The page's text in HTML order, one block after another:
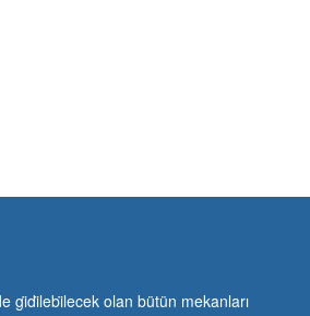
gi̇di̇lebi̇lecek olan bütün mekanları